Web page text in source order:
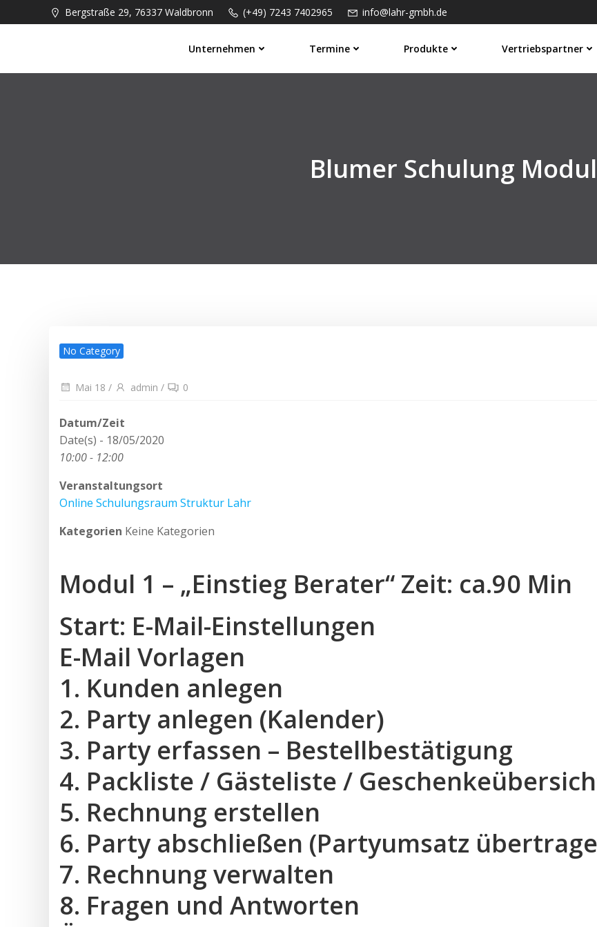
zum
Bergstraße 29, 76337 Waldbronn (+49) 7243 7402965 info@lahr-gmbh.de
Unternehmen Termine Produkte Vertriebspartner
Blumer Schulung
No Category
Mai 18 / admin / 0
Datum/Zeit
Date(s) - 18/05/2020
10:00 - 12:00
Veranstaltungsort
Online Schulungsraum Struktur Lahr
Kategorien Keine Kategorien
Modul 1 – „Einstieg Berater“ Zeit: ca.90 Min
Start: E-Mail-Einstellungen
E-Mail Vorlagen
1. Kunden anlegen
2. Party anlegen (Kalender)
3. Party erfassen – Bestellbestätigung
4. Packliste / Gästeliste /
5. Rechnung erstellen
6. Party abschließen (Partyumsatz
7. Rechnung verwalten
8. Fragen und Antworten